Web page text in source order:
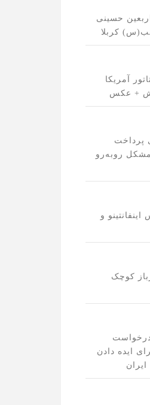
حسینی
کربلا
آمریکا
+ عکس
پرداخت
روبه‌رو
و
کوچک
ایده دادن